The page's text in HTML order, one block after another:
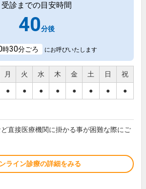
受診までの目安時間
40分後
時30分ごろ にお呼びいたします
月 火 水 木 金 土 日 祝
● ● ● ● ● ● ● ●
直接医療機関に掛かる事が困難な際にご
ライン診療の詳細をみる